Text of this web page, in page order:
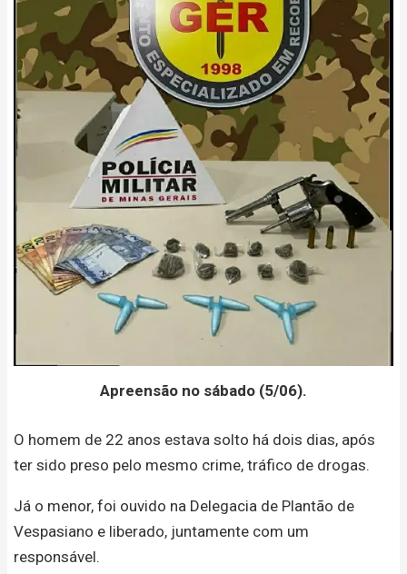
Apreensão no sábado (5/06).
O homem de 22 anos estava solto há dois dias, após
ter sido preso pelo mesmo crime, tráfico de drogas.
Já o menor, foi ouvido na Delegacia de Plantão de
Vespasiano e liberado, juntamente com um
responsável.